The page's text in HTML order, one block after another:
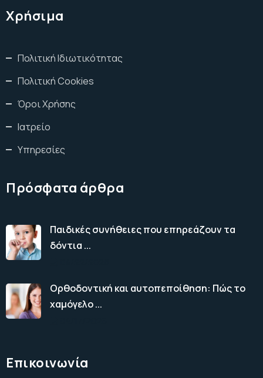
Χρήσιμα
Πολιτική Ιδιωτικότητας
Πολιτική Cookies
Όροι Χρήσης
Ιατρείο
Υπηρεσίες
Πρόσφατα άρθρα
Παιδικές συνήθειες που επηρεάζουν τα
δόντια ...
Ορθοδοντική και αυτοπεποίθηση: Πώς το
χαμόγελο ...
Επικοινωνία